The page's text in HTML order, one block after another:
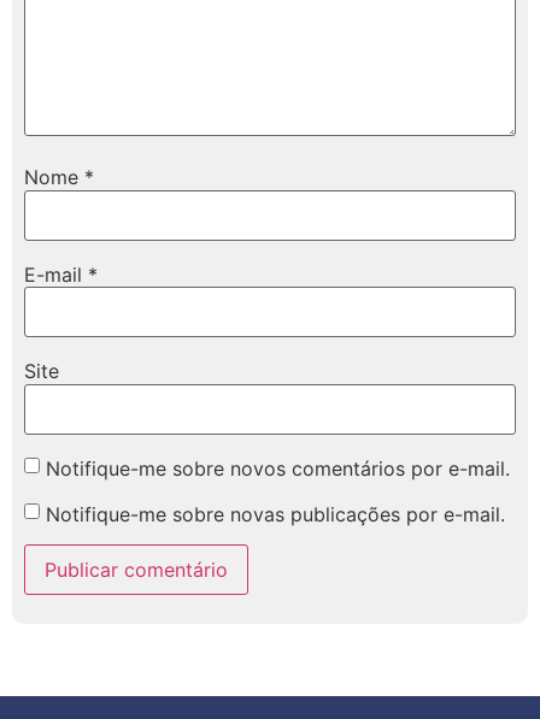
Nome *
E-mail *
Site
Notifique-me sobre novos comentários por e-mail.
Notifique-me sobre novas publicações por e-mail.